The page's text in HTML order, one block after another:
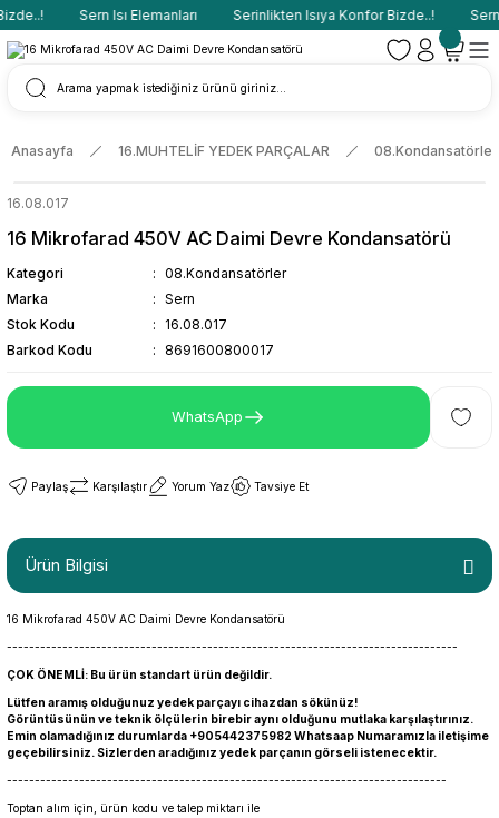
Sern Isı Elemanları Serinlikten Isıya Konfor Bizde..! Sern
Anasayfa 16.MUHTELİF YEDEK PARÇALAR 08.Kondansatörler
16.08.017
16 Mikrofarad 450V AC Daimi Devre Kondansatörü
Kategori
08.Kondansatörler
Marka
Sern
Stok Kodu
16.08.017
Barkod Kodu
8691600800017
WhatsApp
Paylaş Karşılaştır Yorum Yaz Tavsiye Et
Ürün Bilgisi
16 Mikrofarad 450V AC Daimi Devre Kondansatörü
---------------------------------------------------------------------------------
ÇOK ÖNEMLİ: Bu ürün standart ürün değildir.
Lütfen aramış olduğunuz yedek parçayı cihazdan sökünüz!
Görüntüsünün ve teknik ölçülerin birebir aynı olduğunu mutlaka karşılaştırınız.
Emin olamadığınız durumlarda +905442375982 Whatsaap Numaramızla iletişime
geçebilirsiniz. Sizlerden aradığınız yedek parçanın görseli istenecektir.
-------------------------------------------------------------------------------
Toptan alım için, ürün kodu ve talep miktarı ile